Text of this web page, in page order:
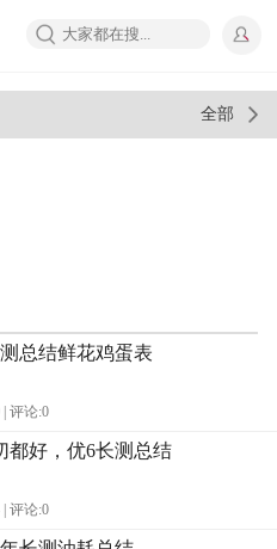
全部
总结鲜花鸡蛋表
| 评论:0
都好，优6长测总结
| 评论:0